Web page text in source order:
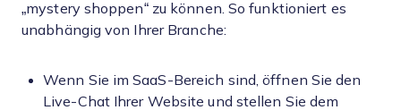
„mystery shoppen“ zu können. So funktioniert es
unabhängig von Ihrer Branche:
Wenn Sie im SaaS-Bereich sind, öffnen Sie den
Live-Chat Ihrer Website und stellen Sie dem